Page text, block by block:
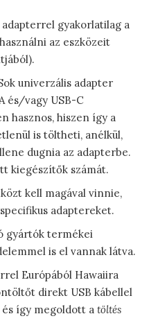
gyakorlatilag a
az eszközeit
univerzális adapter
és/vagy USB-C
hasznos, hiszen így a
is töltheti, anélkül,
dugnia az adapterbe.
kiegészítők számát.
kell magával vinnie,
adaptereket.
gyártók termékei
is el vannak látva.
Európából Hawaiira
direkt USB kábellel
így megoldott a töltés